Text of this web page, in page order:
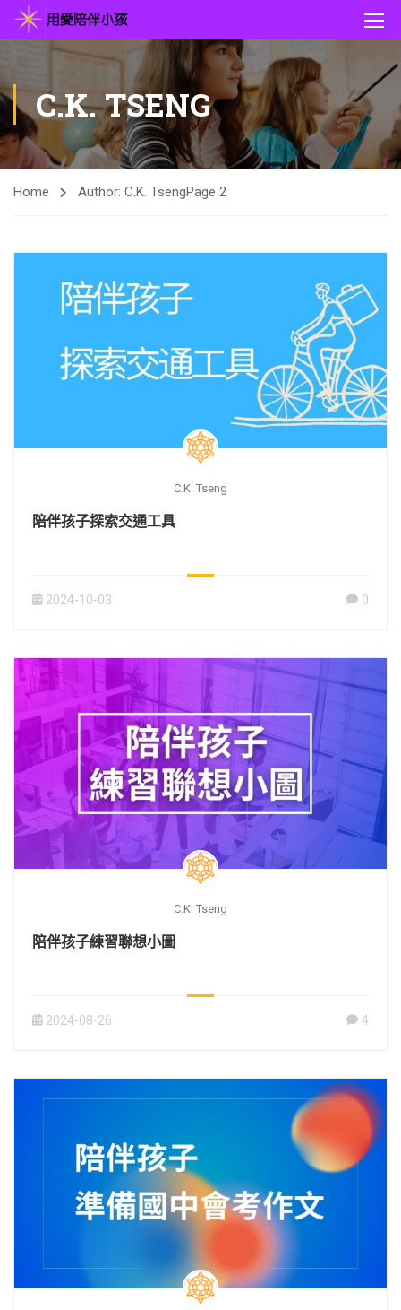
C.K. TSENG
Home Author: C.K. TsengPage 2
C.K. Tseng
陪伴孩子探索交通工具
2024-10-03 0
C.K. Tseng
陪伴孩子練習聯想小圖
2024-08-26 4